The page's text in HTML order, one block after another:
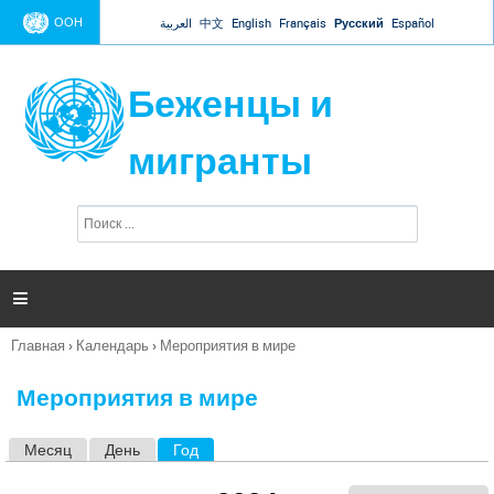
Jump to navigation
ООН العربية 中文 English Français Русский Español
Беженцы и
мигранты
п
и

Вы
Главная › Календарь › Мероприятия в мире
Мероприятия в мире
Месяц День Год